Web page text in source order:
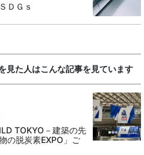
ＤＧｓ
見た人はこんな記事を見ています
TOKYO－建築の先
の脱炭素EXPO」ご